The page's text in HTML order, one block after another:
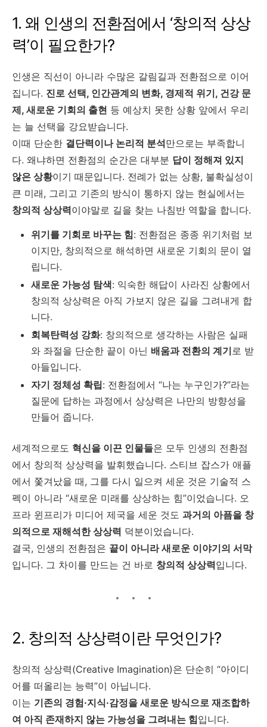
1. 왜 인생의 전환점에서 ‘창의적 상상
력’이 필요한가?
인생은 직선이 아니라 수많은 갈림길과 전환점으로 이어
집니다. 진로 선택, 인간관계의 변화, 경제적 위기, 건강 문
제, 새로운 기회의 출현 등 예상치 못한 상황 앞에서 우리
는 늘 선택을 강요받습니다.
이때 단순한 결단력이나 논리적 분석만으로는 부족합니
다. 왜냐하면 전환점의 순간은 대부분 답이 정해져 있지
않은 상황이기 때문입니다. 전례가 없는 상황, 불확실성이
큰 미래, 그리고 기존의 방식이 통하지 않는 현실에서는
창의적 상상력이야말로 길을 찾는 나침반 역할을 합니다.
위기를 기회로 바꾸는 힘: 전환점은 종종 위기처럼 보
이지만, 창의적으로 해석하면 새로운 기회의 문이 열
립니다.
새로운 가능성 탐색: 익숙한 해답이 사라진 상황에서
창의적 상상력은 아직 가보지 않은 길을 그려내게 합
니다.
회복탄력성 강화: 창의적으로 생각하는 사람은 실패
와 좌절을 단순한 끝이 아닌 배움과 전환의 계기 로 받
아들입니다.
자기 정체성 확립: 전환점에서 “나는 누구인가?”라는
질문에 답하는 과정에서 상상력은 나만의 방향성을
만들어 줍니다.
세계적으로도 혁신을 이끈 인물들은 모두 인생의 전환점
에서 창의적 상상력을 발휘했습니다. 스티브 잡스가 애플
에서 쫓겨났을 때, 그를 다시 일으켜 세운 것은 기술적 스
펙이 아니라 “새로운 미래를 상상하는 힘”이었습니다. 오
프라 윈프리가 미디어 제국을 세운 것도 과거의 아픔을 창
의적으로 재해석한 상상력 덕분이었습니다.
결국, 인생의 전환점은 끝이 아니라 새로운 이야기의 서막
입니다. 그 차이를 만드는 건 바로 창의적 상상력입니다.
2. 창의적 상상력이란 무엇인가?
창의적 상상력(Creative Imagination)은 단순히 “아이디
어를 떠올리는 능력”이 아닙니다.
이는 기존의 경험·지식·감정을 새로운 방식으로 재조합하
여 아직 존재하지 않는 가능성을 그려내는 힘입니다.